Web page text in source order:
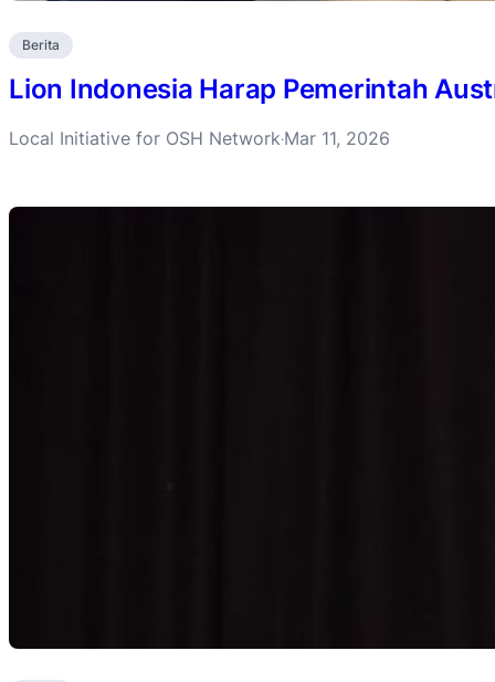
Berita
Lion Indonesia Harap Pemerintah
Local Initiative for OSH Network·Mar 11, 2026